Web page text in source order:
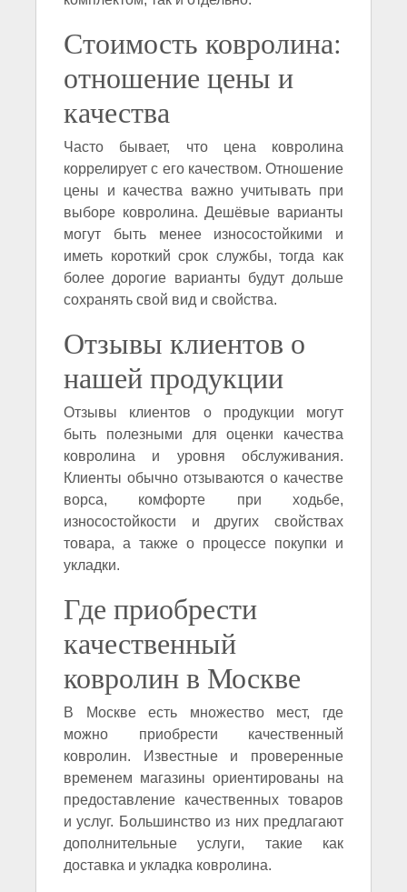
Стоимость ковролина:
отношение цены и
качества
Часто бывает, что цена ковролина
коррелирует с его качеством. Отношение
цены и качества важно учитывать при
выборе ковролина. Дешёвые варианты
могут быть менее износостойкими и
иметь короткий срок службы, тогда как
более дорогие варианты будут дольше
сохранять свой вид и свойства.
Отзывы клиентов о
нашей продукции
Отзывы клиентов о продукции могут
быть полезными для оценки качества
ковролина и уровня обслуживания.
Клиенты обычно отзываются о качестве
ворса, комфорте при ходьбе,
износостойкости и других свойствах
товара, а также о процессе покупки и
укладки.
Где приобрести
качественный
ковролин в Москве
В Москве есть множество мест, где
можно приобрести качественный
ковролин. Известные и проверенные
временем магазины ориентированы на
предоставление качественных товаров
и услуг. Большинство из них предлагают
дополнительные услуги, такие как
доставка и укладка ковролина.